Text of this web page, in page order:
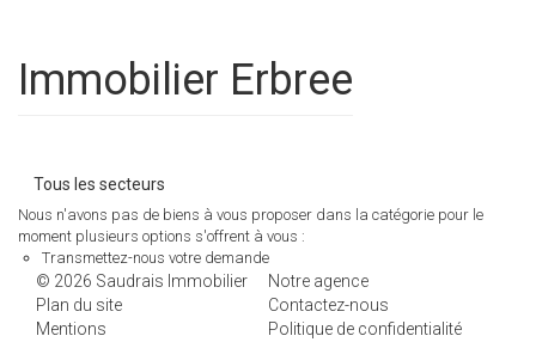
immobilier Erbree
Tous les secteurs
Nous n'avons pas de biens à vous proposer dans la catégorie pour le
moment plusieurs options s'offrent à vous :
Transmettez-nous votre demande
© 2026 Saudrais Immobilier
Notre agence
Plan du site
Contactez-nous
Mentions
Politique de confidentialité